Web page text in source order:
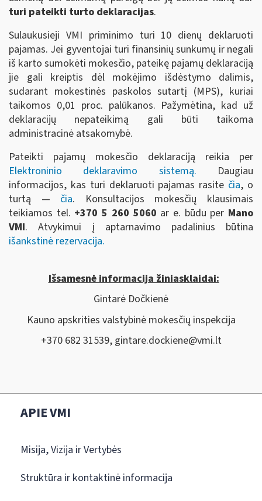
turi pateikti turto deklaracijas.
Sulaukusieji VMI priminimo turi 10 dienų deklaruoti
pajamas. Jei gyventojai turi finansinių sunkumų ir negali
iš karto sumokėti mokesčio, pateikę pajamų deklaraciją
jie gali kreiptis dėl mokėjimo išdėstymo dalimis,
sudarant mokestinės paskolos sutartį (MPS), kuriai
taikomos 0,01 proc. palūkanos. Pažymėtina, kad už
deklaracijų nepateikimą gali būti taikoma
administracinė atsakomybė.
Pateikti pajamų mokesčio deklaraciją reikia per
Elektroninio deklaravimo sistemą. Daugiau
informacijos, kas turi deklaruoti pajamas rasite čia, o
turtą — čia. Konsultacijos mokesčių klausimais
teikiamos tel. +370 5 260 5060 ar e. būdu per Mano
VMI. Atvykimui į aptarnavimo padalinius būtina
išankstinė rezervacija.
Išsamesnė informacija žiniasklaidai:
Gintarė Dočkienė
Kauno apskrities valstybinė mokesčių inspekcija
+370 682 31539, gintare.dockiene@vmi.lt
APIE VMI
Misija, Vizija ir Vertybės
Struktūra ir kontaktinė informacija